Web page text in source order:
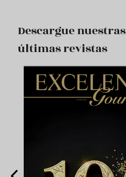
Descargue nuestras
últimas revistas